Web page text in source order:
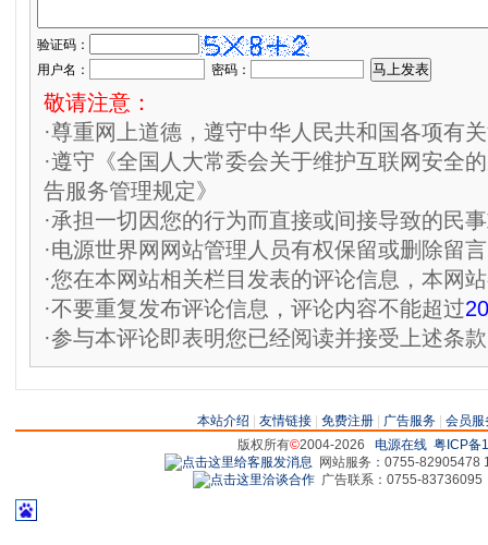
验证码：
用户名：
密码：
敬请注意：
·尊重网上道德，遵守中华人民共和国各项有
·遵守《全国人大常委会关于维护互联网安全
告服务管理规定》
·承担一切因您的行为而直接或间接导致的民
·电源世界网网站管理人员有权保留或删除留
·您在本网站相关栏目发表的评论信息，本网
·不要重复发布评论信息，评论内容不能超过
·参与本评论即表明您已经阅读并接受上述条款
本站介绍 友情链接 免费注册 广告服务
会员服
版权所有©2004-2026 电源在线 粤ICP备
网站服务：0755-82905478
广告联系：0755-